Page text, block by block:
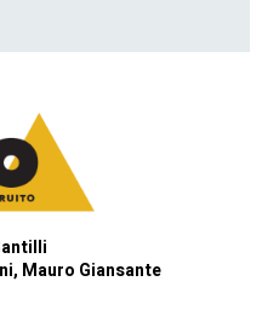
Mauro Giansante